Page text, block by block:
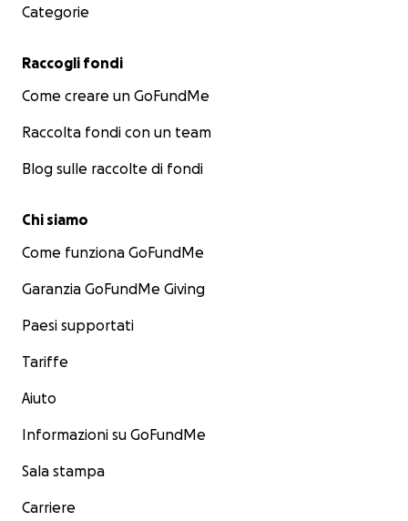
Categorie
Raccogli fondi
Come creare un GoFundMe
Raccolta fondi con un team
Blog sulle raccolte di fondi
Chi siamo
Come funziona GoFundMe
Garanzia GoFundMe Giving
Paesi supportati
Tariffe
Aiuto
Informazioni su GoFundMe
Sala stampa
Carriere